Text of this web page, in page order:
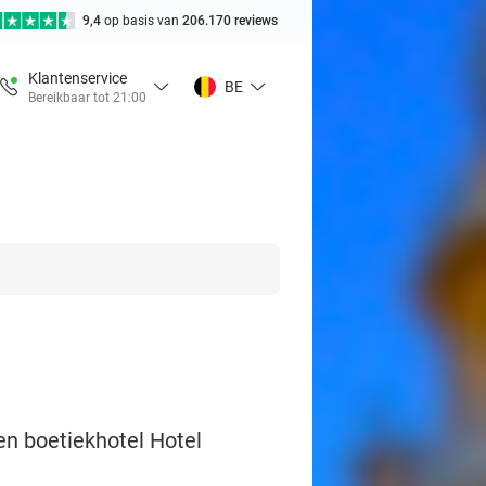
9,4 op basis van 206.170 reviews
Klantenservice
Bereikbaar tot 21:00
BE
boetiekhotel Hotel